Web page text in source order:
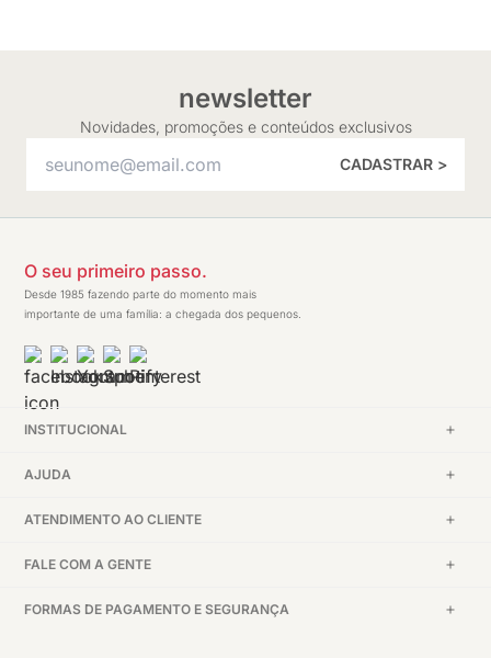
newsletter
Novidades, promoções e conteúdos exclusivos
CADASTRAR >
O seu primeiro passo.
Desde 1985 fazendo parte do momento mais
importante de uma família: a chegada dos pequenos.
INSTITUCIONAL
AJUDA
ATENDIMENTO AO CLIENTE
FALE COM A GENTE
FORMAS DE PAGAMENTO E SEGURANÇA